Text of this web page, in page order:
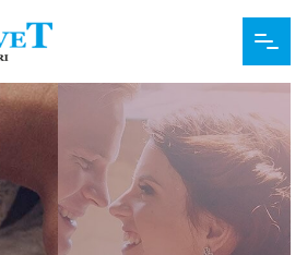
ANASAYFA
HAKKIMIZDA
SALONLAR
HIZMETLER